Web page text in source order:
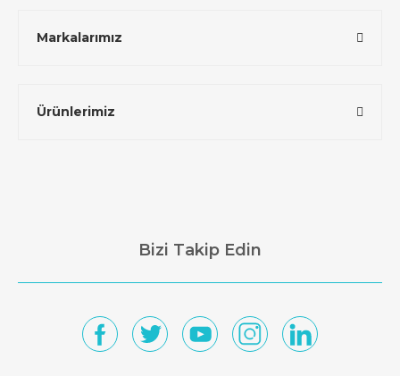
Markalarımız
Ürünlerimiz
Bizi Takip Edin